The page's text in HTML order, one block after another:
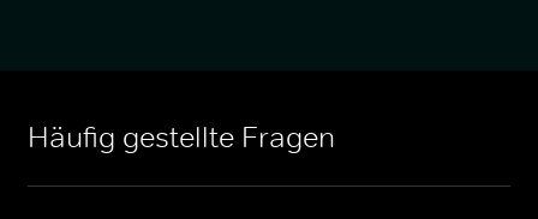
Häufig gestellte Fragen